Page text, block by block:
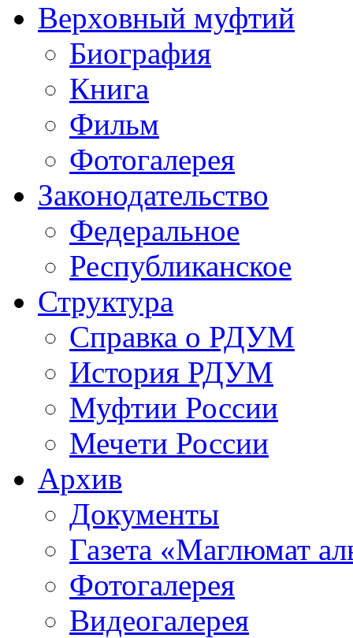
Верховный муфтий
Биография
Книга
Фильм
Фотогалерея
Законодательство
Федеральное
Республиканское
Структура
Справка о РДУМ
История РДУМ
Муфтии России
Мечети России
Архив
Документы
Газета «Маглюмат
Фотогалерея
Видеогалерея